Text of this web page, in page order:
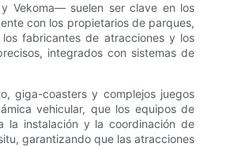
Vekoma— suelen ser clave en los
con los propietarios de parques,
fabricantes de atracciones y los
integrados con sistemas de
giga-coasters y complejos juegos
vehicular, que los equipos de
la instalación y la coordinación de
garantizando que las atracciones